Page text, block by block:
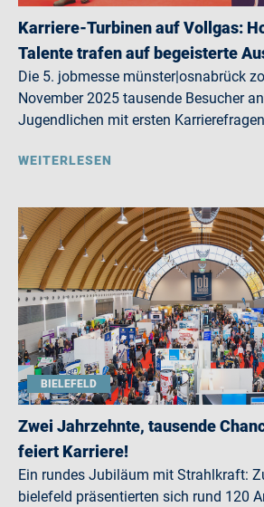
Karriere-Turbinen auf Vollgas:
Talente trafen auf begeisterte
Die 5. jobmesse münster|osnabrück
November 2025 tausende Besucher
Jugendlichen mit ersten
WEITERLESEN
BIELEFELD
Zwei Jahrzehnte, tausende
feiert Karriere!
Ein rundes Jubiläum mit Strahlkraft:
bielefeld präsentierten sich rund 120